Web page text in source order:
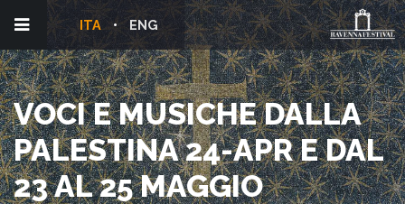
ENG
ITA
VOCI E MUSICHE DALLA
PALESTINA 24-APR E DAL
23 AL 25 MAGGIO